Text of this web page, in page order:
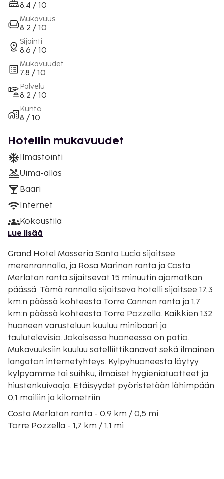
8.4 / 10
Mukavuus
8.2 / 10
Sijainti
8.6 / 10
Mukavuudet
7.8 / 10
Palvelu
8.2 / 10
Kunto
8 / 10
Hotellin mukavuudet
Ilmastointi
Uima-allas
Baari
Internet
Kokoustila
Lue lisää
Grand Hotel Masseria Santa Lucia sijaitsee
merenrannalla, ja Rosa Marinan ranta ja Costa
Merlatan ranta sijaitsevat 15 minuutin ajomatkan
päässä. Tämä rannalla sijaitseva hotelli sijaitsee 17,3
km:n päässä kohteesta Torre Cannen ranta ja 1,7
km:n päässä kohteesta Torre Pozzella. Kaikkien 132
huoneen varusteluun kuuluu minibaari ja
taulutelevisio. Jokaisessa huoneessa on patio.
Mukavuuksiin kuuluu satelliittikanavat sekä ilmainen
langaton internetyhteys. Kylpyhuoneesta löytyy
kylpyamme tai suihku, ilmaiset hygieniatuotteet ja
hiustenkuivaaja. Etäisyydet pyöristetään lähimpään
0,1 mailiin ja kilometriin.
Costa Merlatan ranta - 0,9 km / 0,5 mi
Torre Pozzella - 1,7 km / 1,1 mi